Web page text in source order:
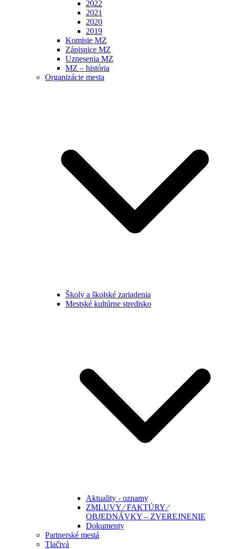
2022
2021
2020
2019
Komisie MZ
Zápisnice MZ
Uznesenia MZ
MZ – história
Organizácie mesta
Školy a školské zariadenia
Mestské kultúrne stredisko
Aktuality - oznamy
ZMLUVY ⁄ FAKTÚRY ⁄
OBJEDNÁVKY – ZVEREJNENIE
Dokumenty
Partnerské mestá
Tlačivá